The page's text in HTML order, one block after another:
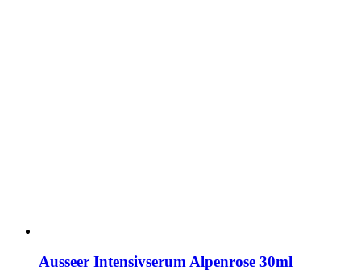
Ausseer Intensivserum Alpenrose 30ml